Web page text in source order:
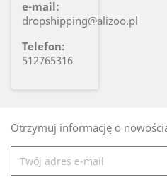
e-mail:
dropshipping@alizoo.pl
Telefon:
512765316
Otrzymuj informację o